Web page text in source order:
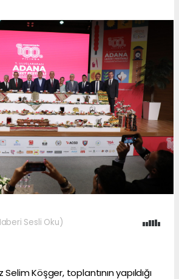
Sesli Oku)
Köşger, toplantının yapıldığı